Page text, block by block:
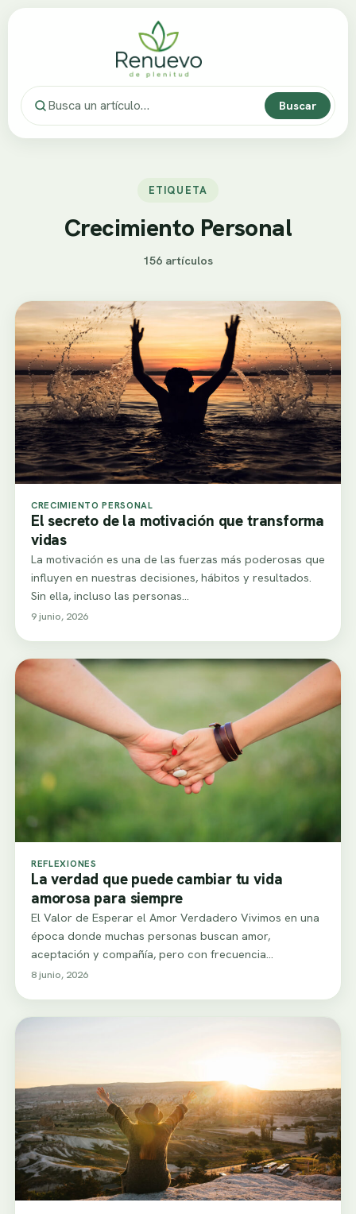
Buscar
ETIQUETA
Crecimiento Personal
156 artículos
CRECIMIENTO PERSONAL
El secreto de la motivación que transforma
vidas
La motivación es una de las fuerzas más poderosas que
influyen en nuestras decisiones, hábitos y resultados.
Sin ella, incluso las personas…
9 junio, 2026
REFLEXIONES
La verdad que puede cambiar tu vida
amorosa para siempre
El Valor de Esperar el Amor Verdadero Vivimos en una
época donde muchas personas buscan amor,
aceptación y compañía, pero con frecuencia…
8 junio, 2026